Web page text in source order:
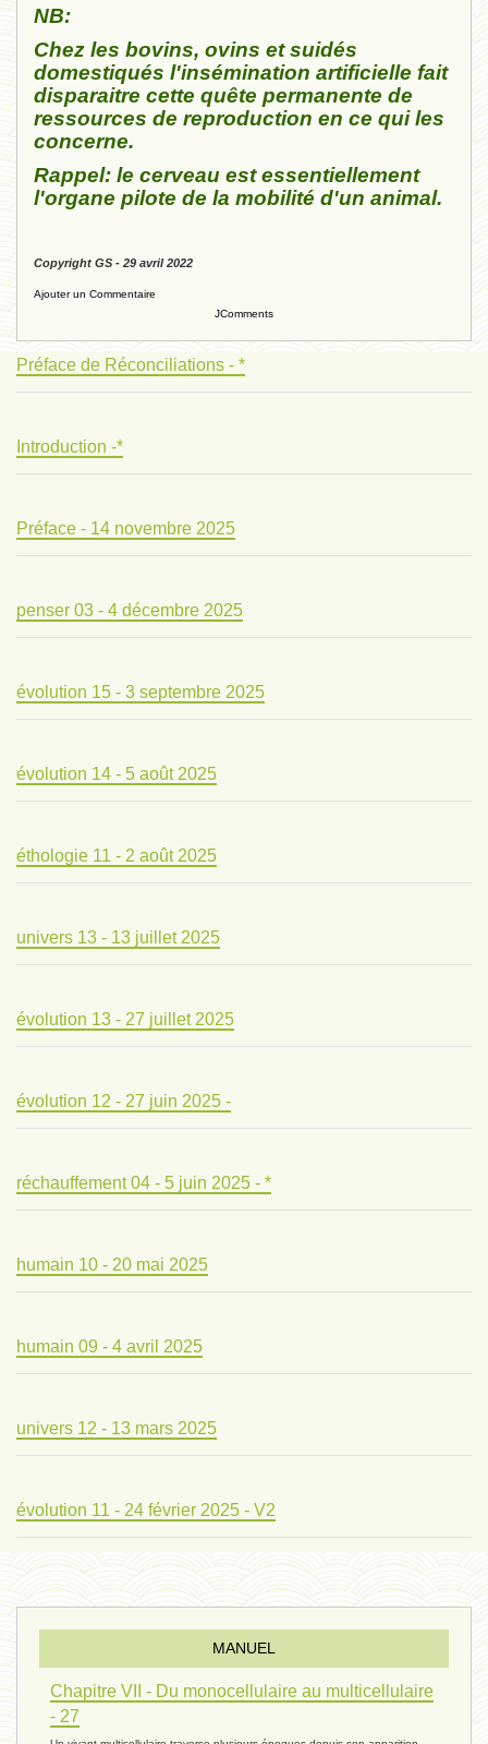
NB:
Chez les bovins, ovins et suidés
domestiqués l'insémination artificielle fait
disparaitre cette quête permanente de
ressources de reproduction en ce qui les
concerne.
Rappel: le cerveau est essentiellement
l'organe pilote de la mobilité d'un animal.
Copyright GS - 29 avril 2022
Ajouter un Commentaire
JComments
Préface de Réconciliations - *
Introduction -*
Préface - 14 novembre 2025
penser 03 - 4 décembre 2025
évolution 15 - 3 septembre 2025
évolution 14 - 5 août 2025
éthologie 11 - 2 août 2025
univers 13 - 13 juillet 2025
évolution 13 - 27 juillet 2025
évolution 12 - 27 juin 2025 -
réchauffement 04 - 5 juin 2025 - *
humain 10 - 20 mai 2025
humain 09 - 4 avril 2025
univers 12 - 13 mars 2025
évolution 11 - 24 février 2025 - V2
évolution 10 - 4 février 2025
réconciliations 04 - 26 janvier
MANUEL
Chapitre VII - Du monocellulaire au multicellulaire
- 27